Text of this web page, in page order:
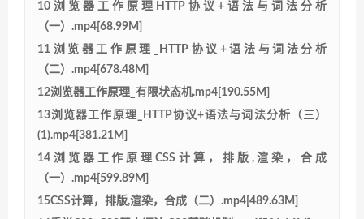
10浏览器工作原理HTTP协议+语法与词法分析
（一）.mp4[68.99M]
11浏览器工作原理_HTTP协议+语法与词法分析
（二）.mp4[678.48M]
12浏览器工作原理_有限状态机.mp4[190.55M]
13浏览器工作原理_HTTP协议+语法与词法分析（三）
(1).mp4[381.21M]
14浏览器工作原理CSS计算，排版,渲染，合成
（一）.mp4[599.89M]
15CSS计算，排版,渲染，合成（二）.mp4[489.63M]